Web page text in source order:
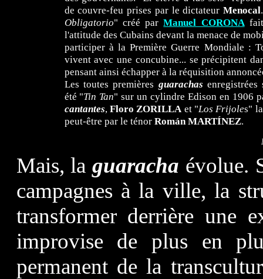
de couvre-feu prises par le dictateur Menocal
Obligatorio" créé parManuel CORONAfait
l'attitude des Cubains devant la menace de
participer à la Première Guerre Mondiale :
vivent avec une concubine... se précipitent
pensant ainsi échapper à la réquisition
Les toutes premières guarachas
été "Tin Tan" sur un cylindre Edison en 1906
cantantes, Floro ZORILLAet "Los Frijoles"
peut-être par le ténor Román MARTÍNEZ.
Mais, laguaracha évolue.
campagnes à la ville, la
transformer derrière une
improvise de plus en
permanent de la